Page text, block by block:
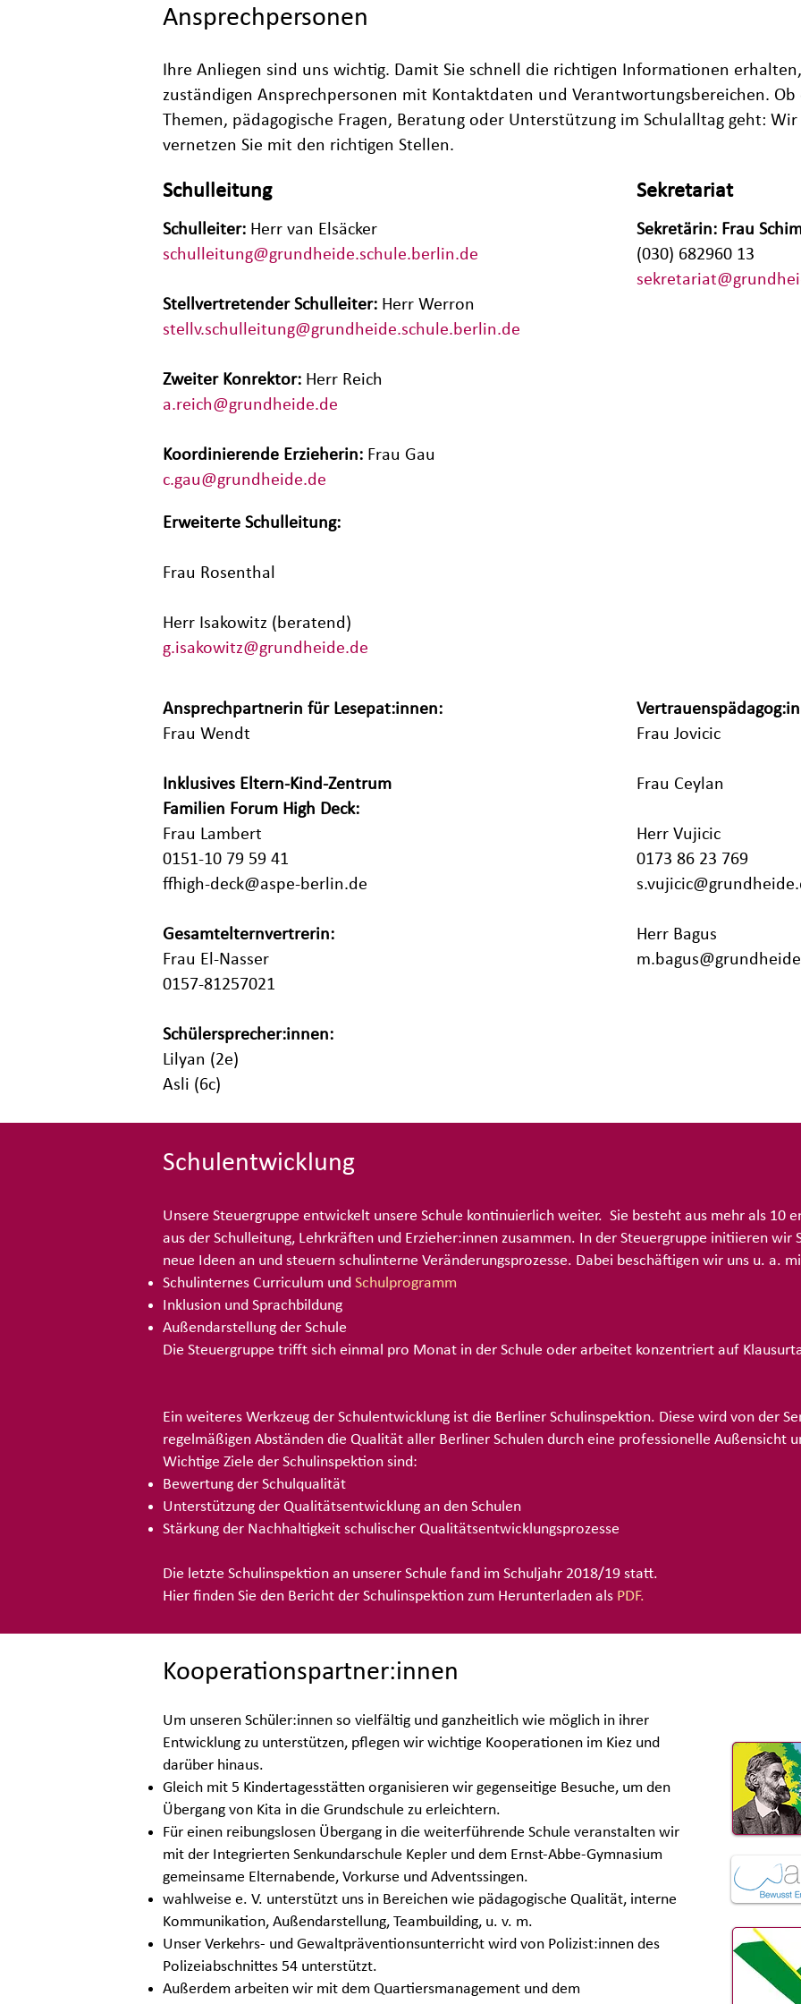
Ansprechpersonen
Ihre Anliegen sind uns wichtig. Damit Sie schnell die richtigen Informationen
zuständigen Ansprechpersonen mit Kontaktdaten und Verantwortungsbereichen. Ob
Themen, pädagogische Fragen, Beratung oder Unterstützung im Schulalltag geht:
vernetzen Sie mit den richtigen Stellen.
Schulleitung
Schulleiter: Herr van Elsäcker
schulleitung@grundheide.schule.berlin.de
Stellvertretender Schulleiter: Herr Werron
stellv.schulleitung@grundheide.schule.berlin.de
Zweiter Konrektor: Herr Reich
a.reich@grundheide.de
Koordinierende Erzieherin: Frau Gau
c.gau@grundheide.de
Erweiterte Schulleitung:
Frau Rosenthal
Herr Isakowitz (beratend)
g.isakowitz@grundheide.de
Sekretariat
Sekretärin: Frau
(030) 682960 13
Ansprechpartnerin für Lesepat:innen:
Frau Wendt
Inklusives Eltern-Kind-Zentrum
Familien Forum High Deck:
Frau Lambert
0151-10 79 59 41
ffhigh-deck@aspe-berlin.de
Gesamtelternvertrerin:
Frau El-Nasser
0157-81257021
Schülersprecher:innen:
Lilyan (2e)
Asli (6c)
Frau Jovicic
Frau Ceylan
Herr Vujicic
0173 86 23 769
Herr Bagus
Schulentwicklung
Unsere Steuergruppe entwickelt unsere Schule kontinuierlich weiter. Sie besteht aus mehr als 10
aus der Schulleitung, Lehrkräften und Erzieher:innen zusammen. In der Steuergruppe initiieren
neue Ideen an und steuern schulinterne Veränderungsprozesse. Dabei beschäftigen wir uns u. a.
Schulinternes Curriculum und Schulprogramm
Inklusion und Sprachbildung
Außendarstellung der Schule
Die Steuergruppe trifft sich einmal pro Monat in der Schule oder arbeitet konzentriert auf
Ein weiteres Werkzeug der Schulentwicklung ist die Berliner Schulinspektion. Diese wird von der
regelmäßigen Abständen die Qualität aller Berliner Schulen durch eine professionelle Außensicht
Wichtige Ziele der Schulinspektion sind:
Bewertung der Schulqualität
Unterstützung der Qualitätsentwicklung an den Schulen
Stärkung der Nachhaltigkeit schulischer Qualitätsentwicklungsprozesse
Die letzte Schulinspektion an unserer Schule fand im Schuljahr 2018/19 statt.
Hier finden Sie den Bericht der Schulinspektion zum Herunterladen als PDF.
Kooperationspartner:innen
Um unseren Schüler:innen so vielfältig und ganzheitlich wie möglich in ihrer
Entwicklung zu unterstützen, pflegen wir wichtige Kooperationen im Kiez und
darüber hinaus.
Gleich mit 5 Kindertagesstätten organisieren wir gegenseitige Besuche, um den
Übergang von Kita in die Grundschule zu erleichtern.
Für einen reibungslosen Übergang in die weiterführende Schule veranstalten wir
mit der Integrierten Senkundarschule Kepler und dem Ernst-Abbe-Gymnasium
gemeinsame Elternabende, Vorkurse und Adventssingen.
wahlweise e. V. unterstützt uns in Bereichen wie pädagogische Qualität, interne
Kommunikation, Außendarstellung, Teambuilding, u. v. m.
Unser Verkehrs- und Gewaltpräventionsunterricht wird von Polizist:innen des
Polizeiabschnittes 54 unterstützt.
Außerdem arbeiten wir mit dem Quartiersmanagement und dem